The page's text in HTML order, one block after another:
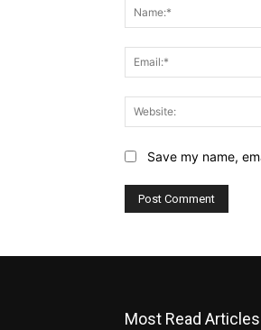
Save my name,
Most Read Articles